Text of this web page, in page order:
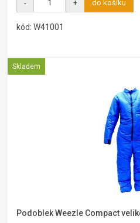
- + do košíku
kód: W41001
Skladem
Podoblek Weezle Compact